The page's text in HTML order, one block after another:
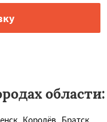
области: